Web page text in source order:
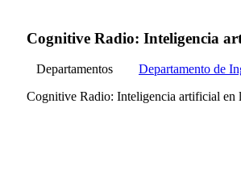
Cognitive Radio: Inteligencia
Departamentos
Departamento de
Cognitive Radio: Inteligencia artificial en